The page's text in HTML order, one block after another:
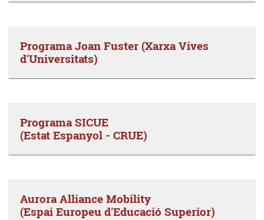
Programa Joan Fuster (Xarxa Vives
d'Universitats)
Programa SICUE
(Estat Espanyol - CRUE)
Aurora Alliance Mobility
(Espai Europeu d'Educació Superior)